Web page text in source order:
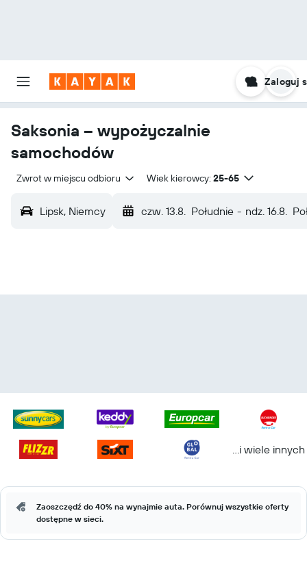
Zaloguj
Saksonia – wypożyczalnie
samochodów
Zwrot w miejscu odbioru Wiek kierowcy: 25-65
Lipsk, Niemcy czw. 13.8. Południe - ndz. 16.8.
...i wiele innych
Zaoszczędź do 40% na wynajmie auta. Porównuj wszystkie oferty
dostępne w sieci.